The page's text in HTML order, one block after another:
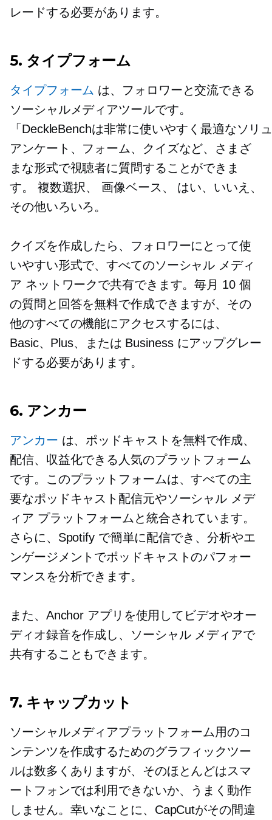
レードする必要があります。
5. タイプフォーム
タイプフォーム は、フォロワーと交流できる
ソーシャルメディアツールです。
「DeckleBenchは非常に使いやすく最適なソ
アンケート、フォーム、クイズなど、さまざ
まな形式で視聴者に質問することができま
す。 複数選択、 画像ベース、
はい、いいえ、
その他いろいろ。
クイズを作成したら、フォロワーにとって使
いやすい形式で、すべてのソーシャル メディ
ア ネットワークで共有できます。毎月 10 個
の質問と回答を無料で作成できますが、その
他のすべての機能にアクセスするには、
Basic、Plus、または Business にアップグレー
ドする必要があります。
6. アンカー
アンカー は、ポッドキャストを無料で作成、
配信、収益化できる人気のプラットフォーム
です。このプラットフォームは、すべての主
要なポッドキャスト配信元やソーシャル メデ
ィア プラットフォームと統合されています。
さらに、Spotify で簡単に配信でき、分析やエ
ンゲージメントでポッドキャストのパフォー
マンスを分析できます。
また、Anchor アプリを使用してビデオやオー
ディオ録音を作成し、ソーシャル メディアで
共有することもできます。
7. キャップカット
ソーシャルメディアプラットフォーム用のコ
ンテンツを作成するためのグラフィックツー
ルは数多くありますが、そのほとんどはスマ
ートフォンでは利用できないか、うまく動作
しません。幸いなことに、CapCutがその間違